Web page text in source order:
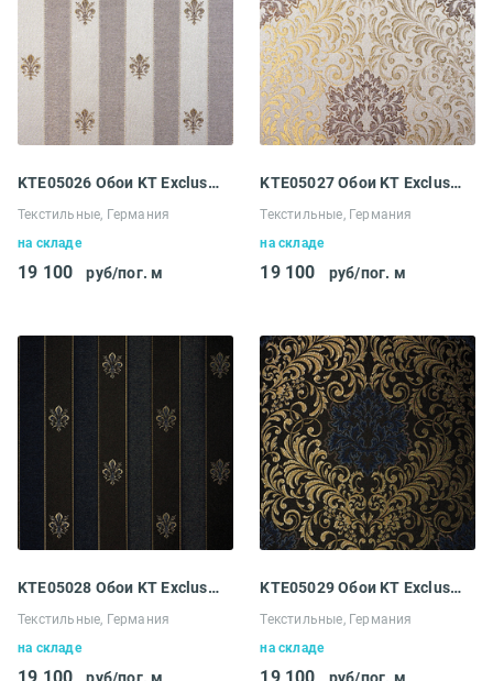
KTE05026 Обои KT Exclusive Ludowig
Текстильные, Германия
на складе
19 100 руб/пог. м
KTE05027 Обои KT Exclusive Ludowig
Текстильные, Германия
на складе
19 100 руб/пог. м
KTE05028 Обои KT Exclusive Ludowig
Текстильные, Германия
на складе
KTE05029 Обои KT Exclusive Ludowig
Текстильные, Германия
на складе